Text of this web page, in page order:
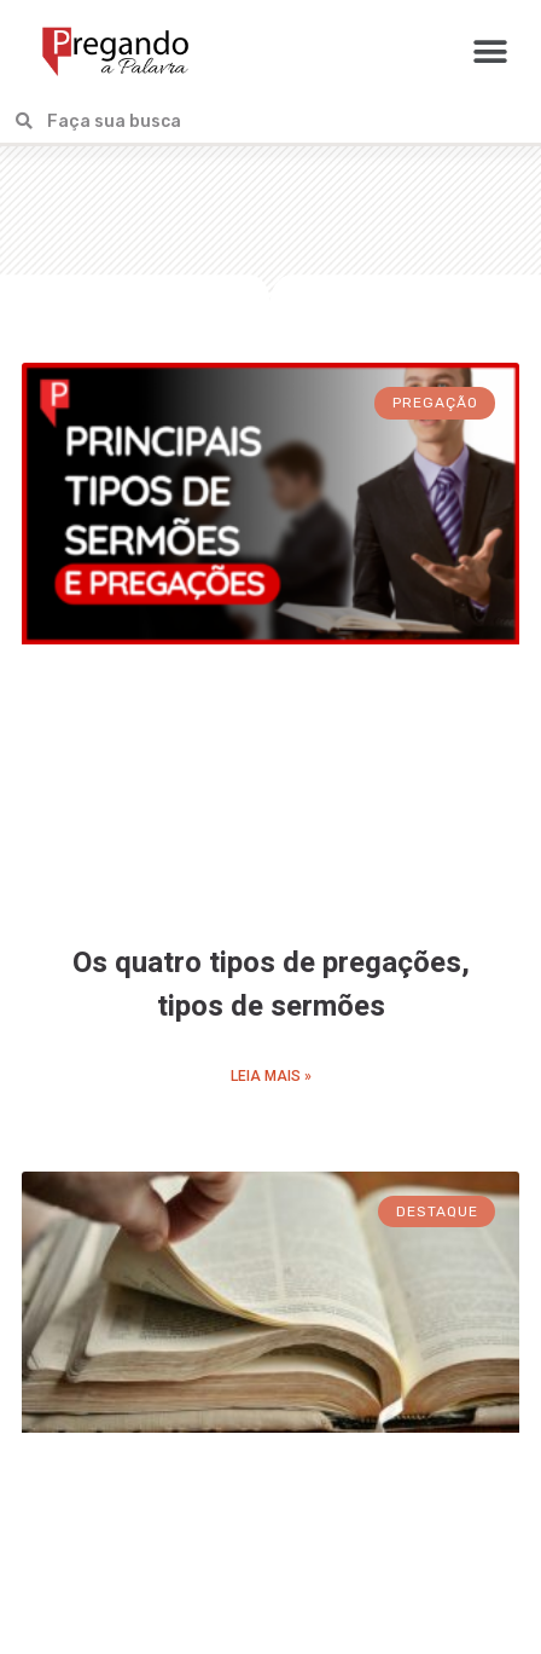
PREGAÇÃO
Os quatro tipos de pregações,
tipos de sermões
LEIA MAIS »
DESTAQUE